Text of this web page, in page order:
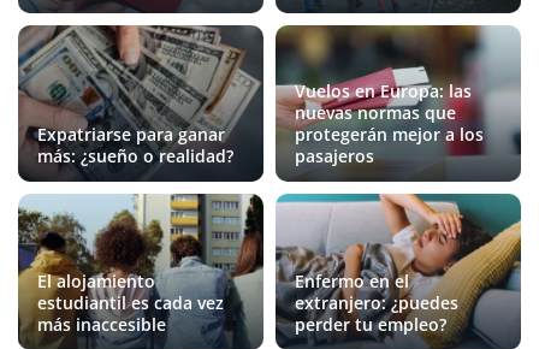
Expatriarse para ganar
más: ¿sueño o realidad?
Vuelos en Europa: las
nuevas normas que
protegerán mejor a los
pasajeros
El alojamiento
estudiantil es cada vez
más inaccesible
Enfermo en el
extranjero: ¿puedes
perder tu empleo?